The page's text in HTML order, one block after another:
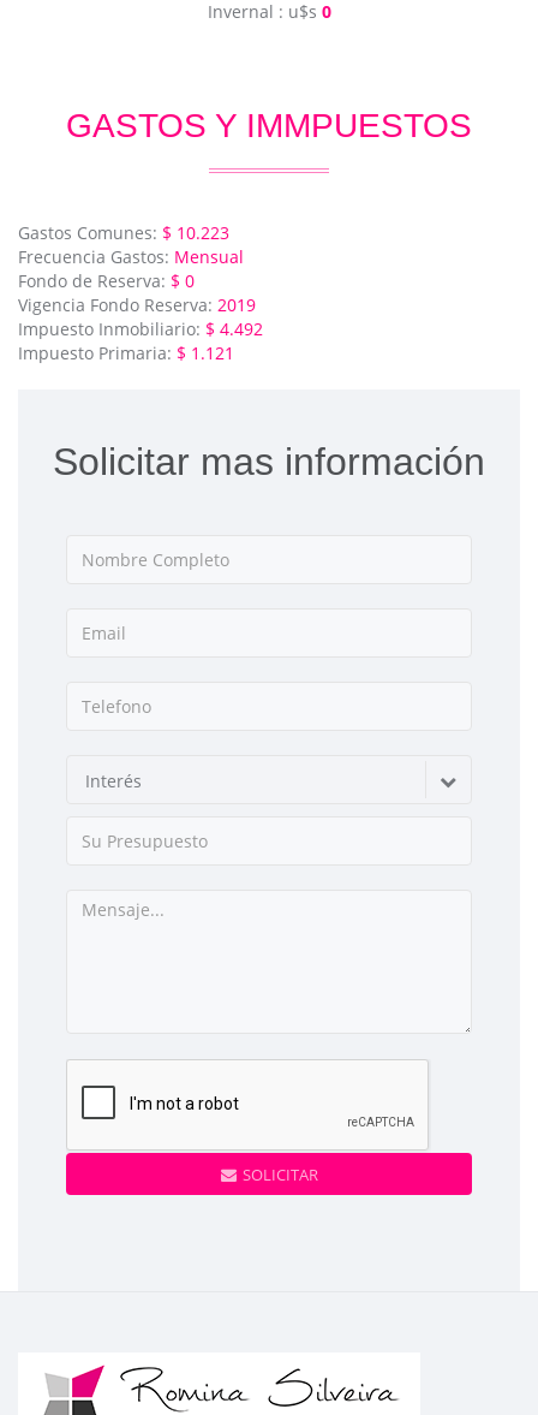
Invernal : u$s 0
GASTOS Y IMMPUESTOS
Gastos Comunes: $ 10.223
Frecuencia Gastos: Mensual
Fondo de Reserva: $ 0
Vigencia Fondo Reserva: 2019
Impuesto Inmobiliario: $ 4.492
Impuesto Primaria: $ 1.121
Solicitar mas información
Interés
SOLICITAR